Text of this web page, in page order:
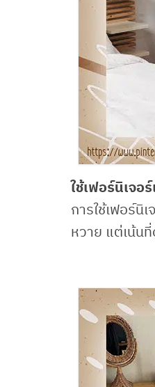
ใช้เฟอร์นิเจอ
การใช้เฟอร์นิ
หวาย แต่เน้น